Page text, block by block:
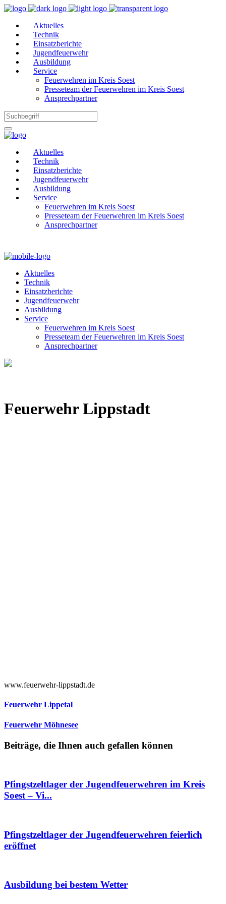
Aktuelles
Technik
Einsatzberichte
Jugendfeuerwehr
Ausbildung
Service
Feuerwehren im Kreis Soest
Presseteam der Feuerwehren im Kreis Soest
Ansprechpartner
Aktuelles
Technik
Einsatzberichte
Jugendfeuerwehr
Ausbildung
Service
Feuerwehren im Kreis Soest
Presseteam der Feuerwehren im Kreis Soest
Ansprechpartner
Aktuelles
Technik
Einsatzberichte
Jugendfeuerwehr
Ausbildung
Service
Feuerwehren im Kreis Soest
Presseteam der Feuerwehren im Kreis Soest
Ansprechpartner
Feuerwehr Lippstadt
www.feuerwehr-lippstadt.de
Feuerwehr Lippetal
Feuerwehr Möhnesee
Beiträge, die Ihnen auch gefallen können
Pfingstzeltlager der Jugendfeuerwehren im Kreis
Soest – Vi...
Pfingstzeltlager der Jugendfeuerwehren feierlich
eröffnet
Ausbildung bei bestem Wetter